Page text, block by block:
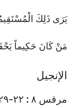
يَرَى ذَلِكَ
مَنْ كَانَ حَكِيماً
الإنجيل
مرقس ٨ : ٢٢-٢٩